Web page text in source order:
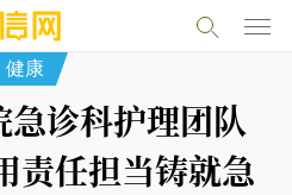
健康
诊科护理团队
责任担当铸就急